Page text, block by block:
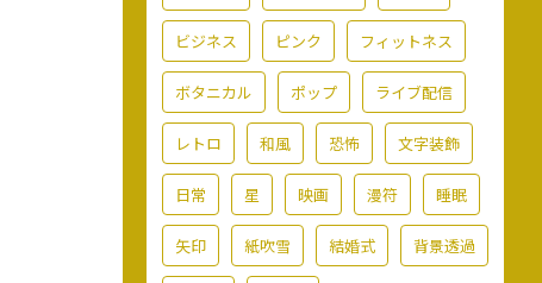
ビジネス ピンク フィットネス
ボタニカル ポップ ライブ配信
レトロ 和風 恐怖 文字装飾
日常 星 映画 漫符 睡眠
矢印 紙吹雪 結婚式 背景透過